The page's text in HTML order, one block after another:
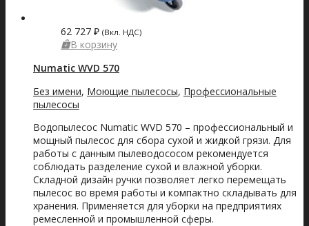
62 727 ₽ (Вкл. НДС)
В корзину
Numatic WVD 570
Без имени, Моющие пылесосы, Профессиональные
пылесосы
Водопылесос Numatic WVD 570 – профессиональный и
мощный пылесос для сбора сухой и жидкой грязи. Для
работы с данным пылеводососом рекомендуется
соблюдать разделение сухой и влажной уборки.
Складной дизайн ручки позволяет легко перемещать
пылесос во время работы и компактно складывать для
хранения. Применяется для уборки на предприятиях
ремесленной и промышленной сферы.